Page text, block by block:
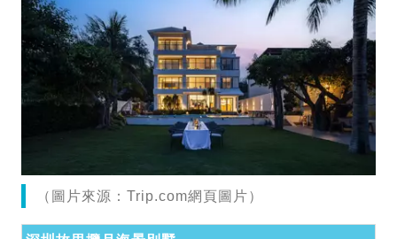
（圖片來源：Trip.com網頁圖片）